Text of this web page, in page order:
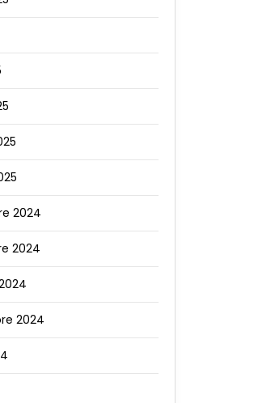
2024
2024
2024